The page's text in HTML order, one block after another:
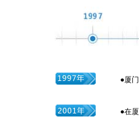
●厦
●在